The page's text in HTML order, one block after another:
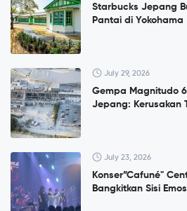
Starbucks Jepang
Pantai di Yokohama
July 29, 2026
Gempa Magnitudo
Jepang: Kerusakan
July 23, 2026
Konser”Cafuné"
Bangkitkan Sisi